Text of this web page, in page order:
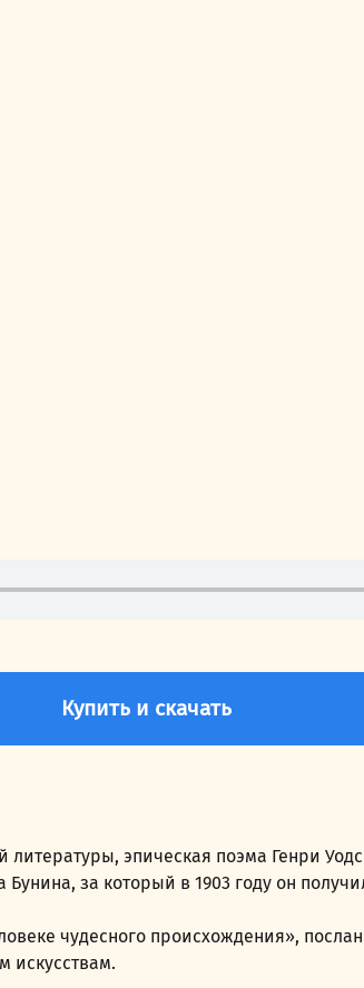
Купить и скачать
эпическая поэма Генри
за который в 1903 году он
чудесного происхождения»,
искусствам.